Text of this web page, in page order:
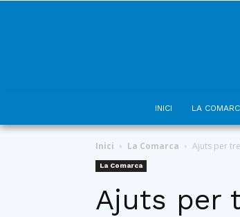
INICI LA
Inici La Comarca Ajuts per
La Comarca
Ajuts per